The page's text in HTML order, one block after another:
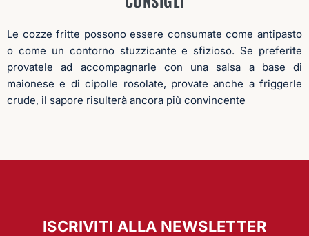
Le cozze fritte possono essere consumate come antipasto
o come un contorno stuzzicante e sfizioso. Se preferite
provatele ad accompagnarle con una salsa a base di
maionese e di cipolle rosolate, provate anche a friggerle
crude, il sapore risulterà ancora più convincente
ISCRIVITI ALLA NEWSLETTER